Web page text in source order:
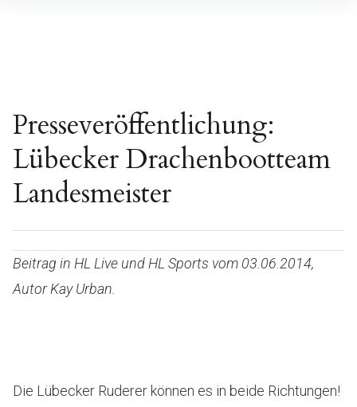
Presseveröffentlichung:
Lübecker Drachenbootteam
Landesmeister
Beitrag in HL Live und HL Sports vom 03.06.2014,
Autor Kay Urban.
Die Lübecker Ruderer können es in beide Richtungen!